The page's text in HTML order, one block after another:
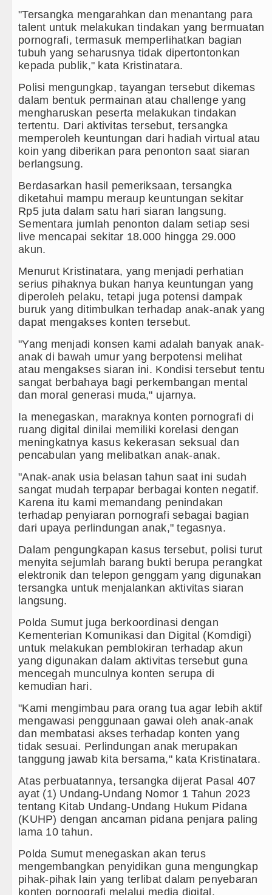
"Tersangka mengarahkan dan menantang para
talent untuk melakukan tindakan yang bermuatan
pornografi, termasuk memperlihatkan bagian
tubuh yang seharusnya tidak dipertontonkan
kepada publik," kata Kristinatara.
Polisi mengungkap, tayangan tersebut dikemas
dalam bentuk permainan atau challenge yang
mengharuskan peserta melakukan tindakan
tertentu. Dari aktivitas tersebut, tersangka
memperoleh keuntungan dari hadiah virtual atau
koin yang diberikan para penonton saat siaran
berlangsung.
Berdasarkan hasil pemeriksaan, tersangka
diketahui mampu meraup keuntungan sekitar
Rp5 juta dalam satu hari siaran langsung.
Sementara jumlah penonton dalam setiap sesi
live mencapai sekitar 18.000 hingga 29.000
akun.
Menurut Kristinatara, yang menjadi perhatian
serius pihaknya bukan hanya keuntungan yang
diperoleh pelaku, tetapi juga potensi dampak
buruk yang ditimbulkan terhadap anak-anak yang
dapat mengakses konten tersebut.
"Yang menjadi konsen kami adalah banyak anak-
anak di bawah umur yang berpotensi melihat
atau mengakses siaran ini. Kondisi tersebut tentu
sangat berbahaya bagi perkembangan mental
dan moral generasi muda," ujarnya.
Ia menegaskan, maraknya konten pornografi di
ruang digital dinilai memiliki korelasi dengan
meningkatnya kasus kekerasan seksual dan
pencabulan yang melibatkan anak-anak.
"Anak-anak usia belasan tahun saat ini sudah
sangat mudah terpapar berbagai konten negatif.
Karena itu kami memandang penindakan
terhadap penyiaran pornografi sebagai bagian
dari upaya perlindungan anak," tegasnya.
Dalam pengungkapan kasus tersebut, polisi turut
menyita sejumlah barang bukti berupa perangkat
elektronik dan telepon genggam yang digunakan
tersangka untuk menjalankan aktivitas siaran
langsung.
Polda Sumut juga berkoordinasi dengan
Kementerian Komunikasi dan Digital (Komdigi)
untuk melakukan pemblokiran terhadap akun
yang digunakan dalam aktivitas tersebut guna
mencegah munculnya konten serupa di
kemudian hari.
"Kami mengimbau para orang tua agar lebih aktif
mengawasi penggunaan gawai oleh anak-anak
dan membatasi akses terhadap konten yang
tidak sesuai. Perlindungan anak merupakan
tanggung jawab kita bersama," kata Kristinatara.
Atas perbuatannya, tersangka dijerat Pasal 407
ayat (1) Undang-Undang Nomor 1 Tahun 2023
tentang Kitab Undang-Undang Hukum Pidana
(KUHP) dengan ancaman pidana penjara paling
lama 10 tahun.
Polda Sumut menegaskan akan terus
mengembangkan penyidikan guna mengungkap
pihak-pihak lain yang terlibat dalam penyebaran
konten pornografi melalui media digital.